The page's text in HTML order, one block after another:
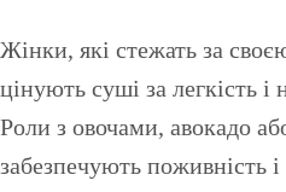
Жінки, які стежать за
цінують суші за легкість і
Роли з овочами, авокадо
забезпечують поживність